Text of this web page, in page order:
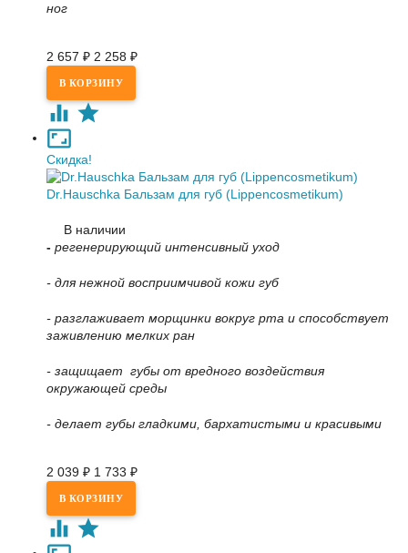
ног
2 657 ₽ 2 258 ₽
Скидка!
Dr.Hauschka Бальзам для губ (Lippencosmetikum)
В наличии
- регенерирующий интенсивный уход
- для нежной восприимчивой кожи губ
- разглаживает морщинки вокруг рта и способствует
заживлению мелких ран
- защищает губы от вредного воздействия
окружающей среды
- делает губы гладкими, бархатистыми и красивыми
2 039 ₽ 1 733 ₽